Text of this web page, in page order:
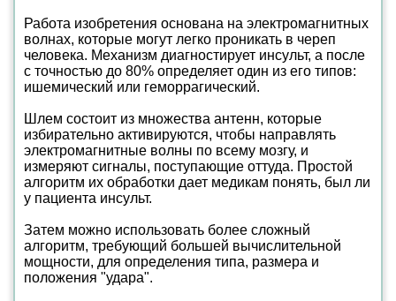
Работа изобретения основана на электромагнитных
волнах, которые могут легко проникать в череп
человека. Механизм диагностирует инсульт, а после
с точностью до 80% определяет один из его типов:
ишемический или геморрагический.
Шлем состоит из множества антенн, которые
избирательно активируются, чтобы направлять
электромагнитные волны по всему мозгу, и
измеряют сигналы, поступающие оттуда. Простой
алгоритм их обработки дает медикам понять, был ли
у пациента инсульт.
Затем можно использовать более сложный
алгоритм, требующий большей вычислительной
мощности, для определения типа, размера и
положения "удара".